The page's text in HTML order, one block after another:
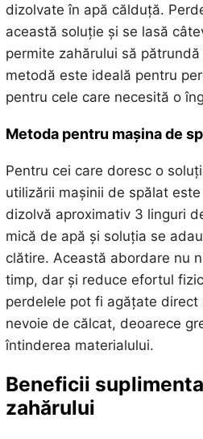
dizolvate în apă călduță.
această soluție și se lasă
permite zahărului să
metodă este ideală pentru
pentru cele care necesită o
Metoda pentru mașina de
Pentru cei care doresc o
utilizării mașinii de spălat
dizolvă aproximativ 3 linguri
mică de apă și soluția se
clătire. Această abordare nu
timp, dar și reduce efortul
perdelele pot fi agățate direct
nevoie de călcat, deoarece
întinderea materialului.
Beneficii
zahărului